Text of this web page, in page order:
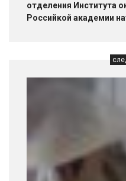
отделения Института
Российкой академии